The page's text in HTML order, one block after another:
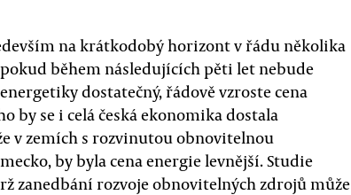
na krátkodobý horizont v řádu několika
během následujících pěti let nebude
dostatečný, řádově vzroste cena
by se i celá česká ekonomika dostala
v zemích s rozvinutou obnovitelnou
by byla cena energie levnější. Studie
zanedbání rozvoje obnovitelných zdrojů může